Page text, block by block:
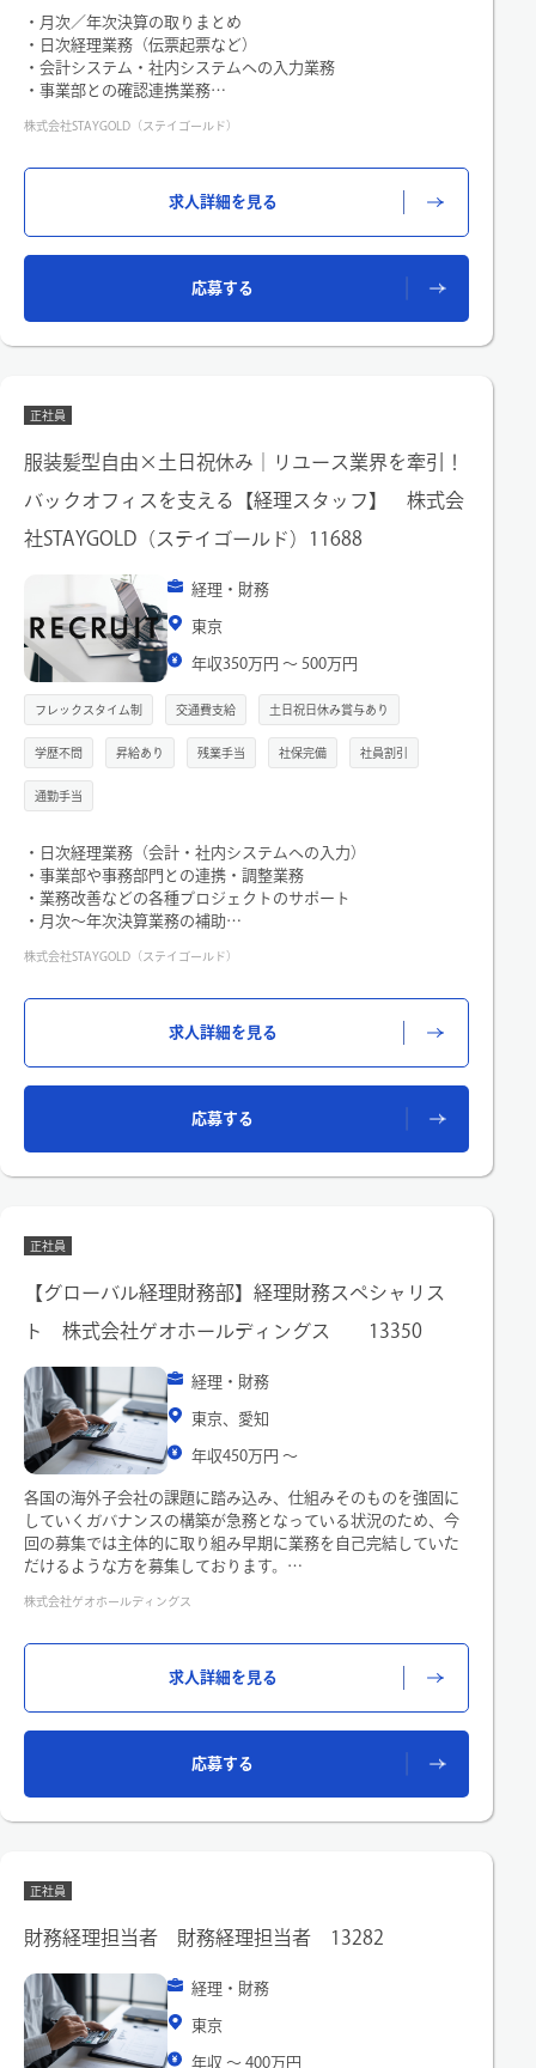
・月次／年次決算の取りまとめ
・日次経理業務（伝票起票など）
・会計システム・社内システムへの入力業務
・事業部との確認連携業務
※業務範囲はご経験に応じて段階的にお任せします
＜変更の範囲＞適性に応じて、社内の業務全般
株式会社STAYGOLD（ステイゴールド）
求人詳細を見る
応募する
正社員
服装髪型自由×土日祝休み｜リユース業界を牽引！
バックオフィスを支える【経理スタッフ】 株式会
社STAYGOLD（ステイゴールド）11688
経理・財務
東京
年収350万円 〜 500万円
フレックスタイム制 交通費支給 土日祝日休み賞与あり
学歴不問 昇給あり 残業手当 社保完備 社員割引
通勤手当
・日次経理業務（会計・社内システムへの入力）
・事業部や事務部門との連携・調整業務
・業務改善などの各種プロジェクトのサポート
・月次～年次決算業務の補助
＜変更の範囲＞適性に応じて、社内の業務全般
株式会社STAYGOLD（ステイゴールド）
求人詳細を見る
応募する
正社員
【グローバル経理財務部】経理財務スペシャリス
ト 株式会社ゲオホールディングス 13350
経理・財務
東京、愛知
年収450万円 〜
各国の海外子会社の課題に踏み込み、仕組みそのものを強固に
していくガバナンスの構築が急務となっている状況のため、今
回の募集では主体的に取り組み早期に業務を自己完結していた
だけるような方を募集しております。
〇移転価格税制・英文開示担当
・決算短信・決算説明資料の英文開示（日英同時開示）・グロ
む）・海外子会社の会計・決算業務サポート
・子会社社長・海外現地法人との調整・コミュニケーション・
株式会社ゲオホールディングス
求人詳細を見る
応募する
正社員
財務経理担当者 財務経理担当者 13282
経理・財務
東京
年収 〜 400万円